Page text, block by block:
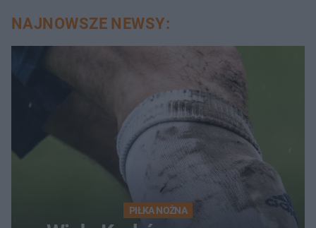
NAJNOWSZE NEWSY:
PIŁKA NOŻNA